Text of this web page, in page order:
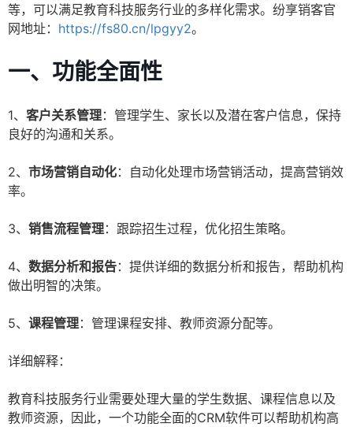
等，可以满足教育科技服务行业的多样化需求。纷享销客官
网地址： https://fs80.cn/lpgyy2。
一、功能全面性
1、 客户关系管理：管理学生、家长以及潜在客户信息，保持
良好的沟通和关系。
2、 市场营销自动化：自动化处理市场营销活动，提高营销效
率。
3、 销售流程管理：跟踪招生过程，优化招生策略。
4、 数据分析和报告：提供详细的数据分析和报告，帮助机构
做出明智的决策。
5、 课程管理：管理课程安排、教师资源分配等。
详细解释：
教育科技服务行业需要处理大量的学生数据、课程信息以及
教师资源，因此，一个功能全面的CRM软件可以帮助机构高